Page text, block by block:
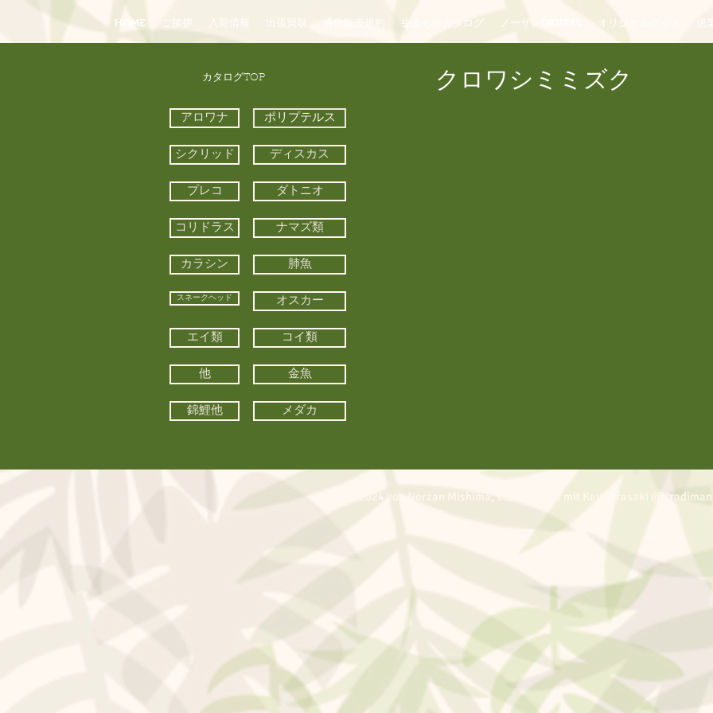
HOME ご挨拶 入荷情報 出張買取 通信販売規約 生きものカタログ ノーザンDIGITAL オリジナルグッズ
​カタログTOP
アロワナ ポリプテルス
シクリッド ディスカス
プレコ ダトニオ
コリドラス ナマズ類
カラシン 肺魚
スネークヘッド オスカー
エイ類 コイ類
他 金魚
錦鯉他 メダカ
クロワシミミズク
© 2024 von Norzan Mishima, stolz erstellt mit Keiji Urasaki